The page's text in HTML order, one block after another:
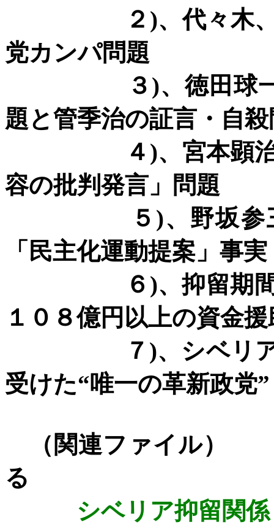
２ )、代々木
党カンパ問題
３ )、徳田球
題と管季治の証言・自
４ )、宮本顕
容の批判発言」問題
５ )、野坂
「民主化運動提案」事
６ )、抑留期
１０８億円以上の資金
７ )、シベリ
受けた“唯一の革新政党”
（関連フ
る
シベリア抑留関係